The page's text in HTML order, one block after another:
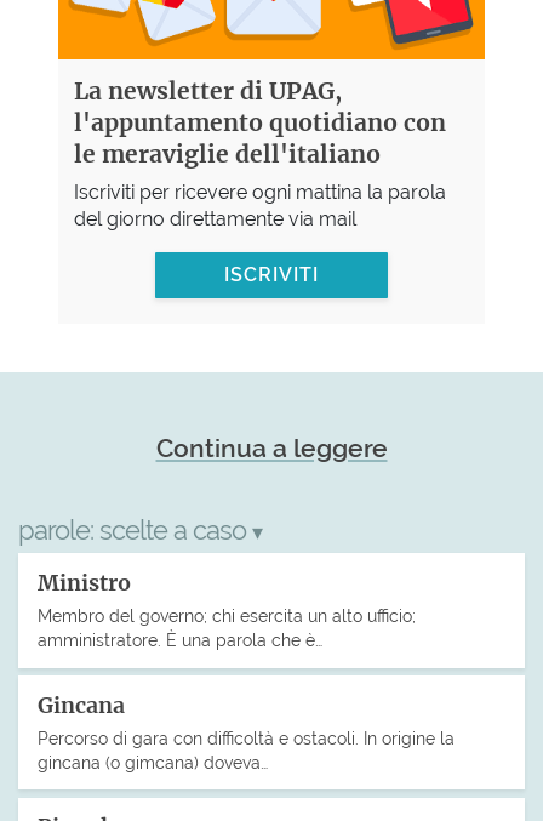
La newsletter di UPAG,
l'appuntamento quotidiano con
le meraviglie dell'italiano
Iscriviti per ricevere ogni mattina la parola
del giorno direttamente via mail
ISCRIVITI
Continua a leggere
parole: scelte a caso ▾
Ministro
Membro del governo; chi esercita un alto ufficio;
amministratore. È una parola che è…
Gincana
Percorso di gara con difficoltà e ostacoli. In origine la
gincana (o gimcana) doveva…